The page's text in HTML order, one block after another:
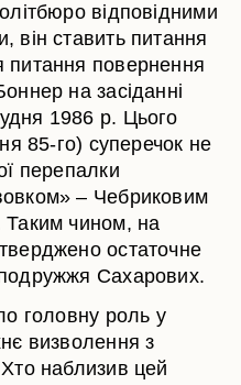
відповідними
він ставить питання
питання повернення
на засіданні
1986 р. Цього
85-го) суперечок не
перепалки
– Чебриковим
Таким чином, на
остаточне
Сахарових.
головну роль у
визволення з
Хто наблизив цей